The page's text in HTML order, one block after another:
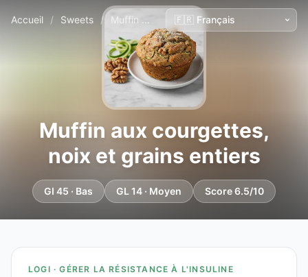
Accueil / Sweets / Muffin aux courgettes, noix et grains entiers
Muffin aux courgettes,
noix et grains entiers
GI 45 · Bas GL 14 · Moyen Score 6.5/10
LOGI · GÉRER LA RÉSISTANCE À L'INSULINE